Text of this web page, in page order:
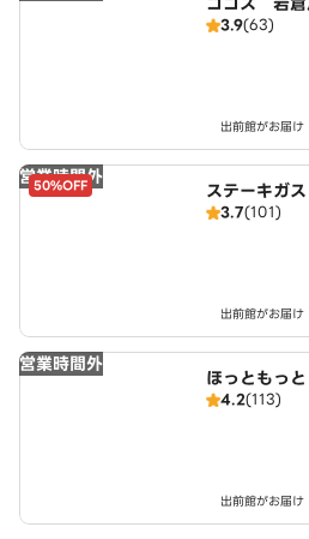
3.9(63)
出前館がお届け
営業時間外
50%OFF ステーキガ
3.7(101)
出前館がお届け
営業時間外
ほっともっ
4.2(113)
出前館がお届け